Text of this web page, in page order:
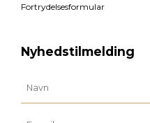
Fortrydelsesformular
Nyhedstilmelding